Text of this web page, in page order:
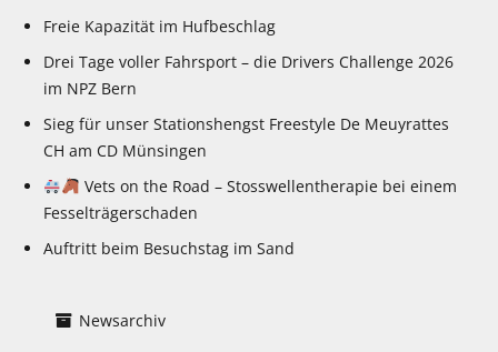
Freie Kapazität im Hufbeschlag
Drei Tage voller Fahrsport – die Drivers Challenge 2026
im NPZ Bern
Sieg für unser Stationshengst Freestyle De Meuyrattes
CH am CD Münsingen
Vets on the Road – Stosswellentherapie bei einem
Fesselträgerschaden
Auftritt beim Besuchstag im Sand
Newsarchiv